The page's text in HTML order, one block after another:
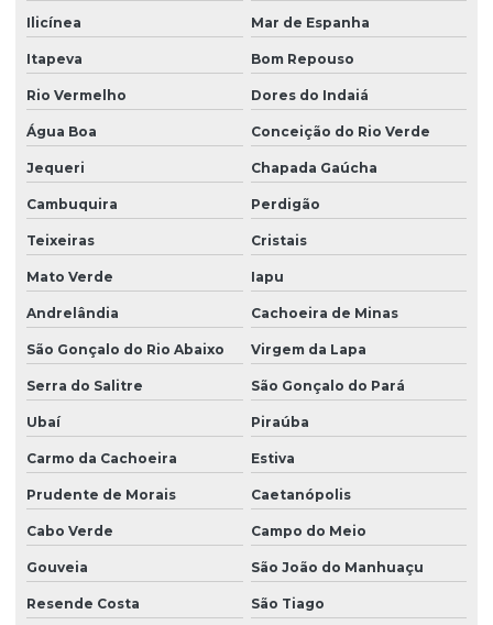
Ilicínea Mar de Espanha
Itapeva Bom Repouso
Rio Vermelho Dores do Indaiá
Água Boa Conceição do Rio Verde
Jequeri Chapada Gaúcha
Cambuquira Perdigão
Teixeiras Cristais
Mato Verde Iapu
Andrelândia Cachoeira de Minas
São Gonçalo do Rio Abaixo Virgem da Lapa
Serra do Salitre São Gonçalo do Pará
Ubaí Piraúba
Carmo da Cachoeira Estiva
Prudente de Morais Caetanópolis
Cabo Verde Campo do Meio
Gouveia São João do Manhuaçu
Resende Costa São Tiago